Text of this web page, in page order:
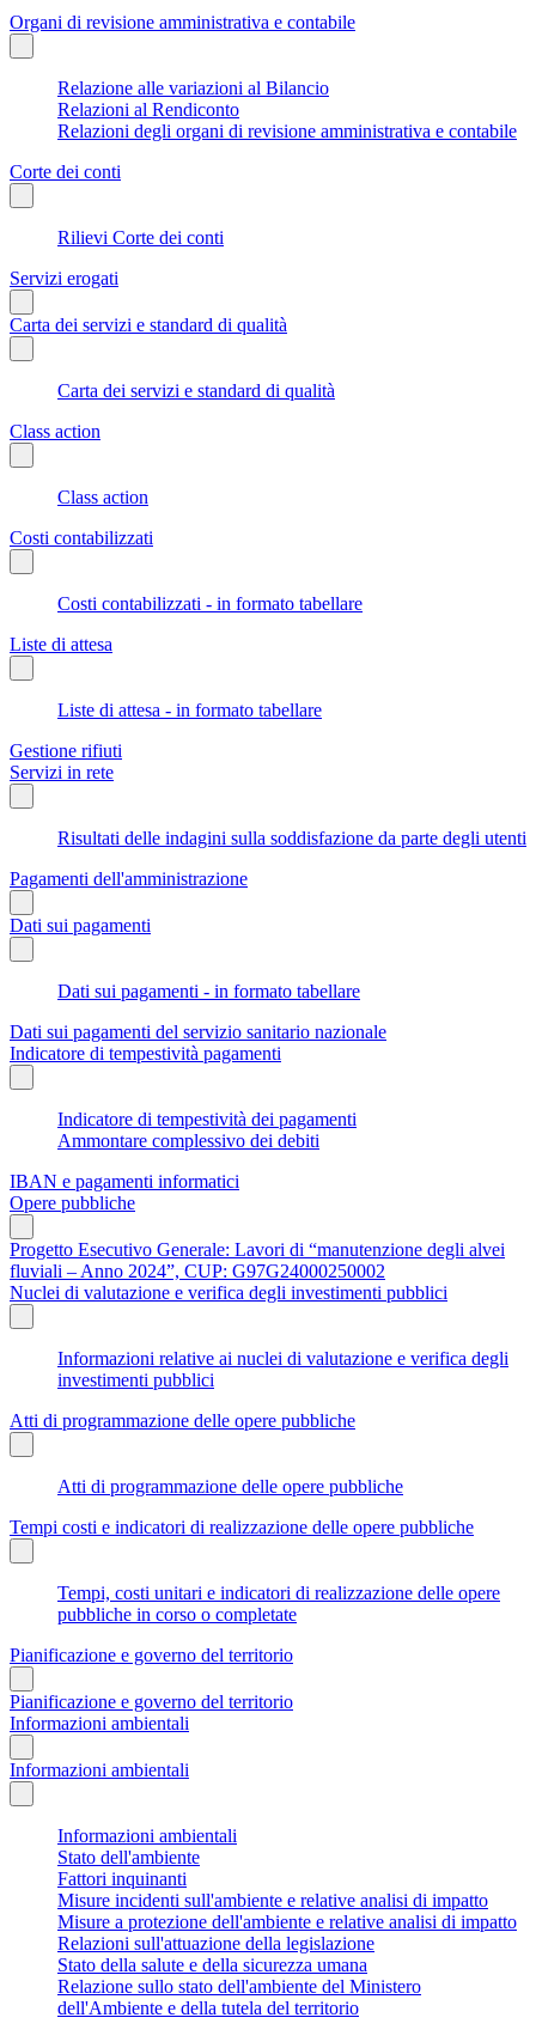
Organi di revisione amministrativa e contabile
Relazione alle variazioni al Bilancio
Relazioni al Rendiconto
Relazioni degli organi di revisione amministrativa e contabile
Corte dei conti
Rilievi Corte dei conti
Servizi erogati
Carta dei servizi e standard di qualità
Carta dei servizi e standard di qualità
Class action
Class action
Costi contabilizzati
Costi contabilizzati - in formato tabellare
Liste di attesa
Liste di attesa - in formato tabellare
Gestione rifiuti
Servizi in rete
Risultati delle indagini sulla soddisfazione da parte degli utenti
Pagamenti dell'amministrazione
Dati sui pagamenti
Dati sui pagamenti - in formato tabellare
Dati sui pagamenti del servizio sanitario nazionale
Indicatore di tempestività pagamenti
Indicatore di tempestività dei pagamenti
Ammontare complessivo dei debiti
IBAN e pagamenti informatici
Opere pubbliche
Progetto Esecutivo Generale: Lavori di “manutenzione degli alvei
fluviali – Anno 2024”, CUP: G97G24000250002
Nuclei di valutazione e verifica degli investimenti pubblici
Informazioni relative ai nuclei di valutazione e verifica degli
investimenti pubblici
Atti di programmazione delle opere pubbliche
Atti di programmazione delle opere pubbliche
Tempi costi e indicatori di realizzazione delle opere pubbliche
Tempi, costi unitari e indicatori di realizzazione delle opere
pubbliche in corso o completate
Pianificazione e governo del territorio
Pianificazione e governo del territorio
Informazioni ambientali
Informazioni ambientali
Informazioni ambientali
Stato dell'ambiente
Fattori inquinanti
Misure incidenti sull'ambiente e relative analisi di impatto
Misure a protezione dell'ambiente e relative analisi di impatto
Relazioni sull'attuazione della legislazione
Stato della salute e della sicurezza umana
Relazione sullo stato dell'ambiente del Ministero
dell'Ambiente e della tutela del territorio